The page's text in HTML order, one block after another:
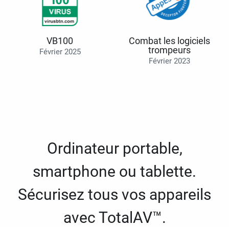
VB100
Février 2025
Combat les logiciels
trompeurs
Février 2023
Ordinateur portable,
smartphone ou tablette.
Sécurisez tous vos appareils
avec TotalAV™.